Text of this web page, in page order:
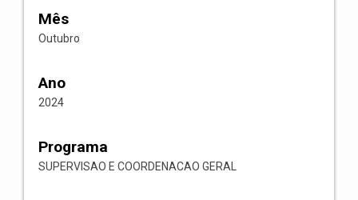
Mês
Outubro
Ano
2024
Programa
SUPERVISAO E COORDENACAO GERAL